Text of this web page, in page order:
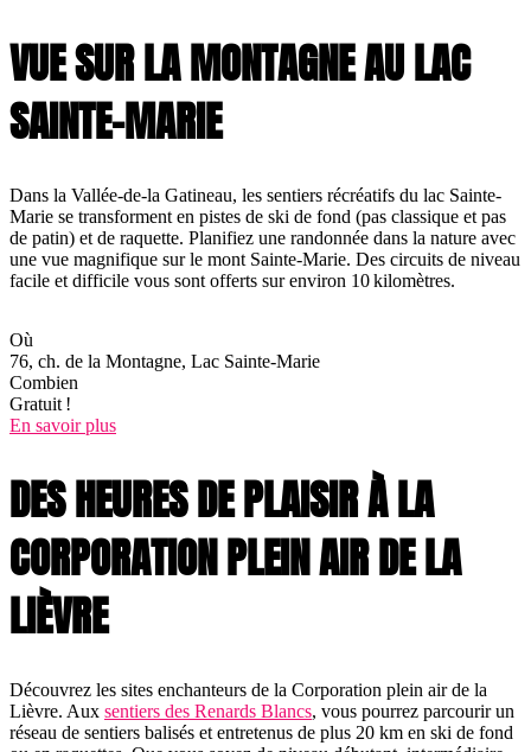
VUE SUR LA MONTAGNE AU LAC
SAINTE-MARIE
Dans la Vallée-de-la Gatineau, les sentiers récréatifs du lac Sainte-
Marie se transforment en pistes de ski de fond (pas classique et pas
de patin) et de raquette. Planifiez une randonnée dans la nature avec
une vue magnifique sur le mont Sainte-Marie. Des circuits de niveau
facile et difficile vous sont offerts sur environ 10 kilomètres.
Où
76, ch. de la Montagne, Lac Sainte-Marie
Combien
Gratuit !
En savoir plus
DES HEURES DE PLAISIR À LA
CORPORATION PLEIN AIR DE LA
LIÈVRE
Découvrez les sites enchanteurs de la Corporation plein air de la
Lièvre. Aux sentiers des Renards Blancs, vous pourrez parcourir un
réseau de sentiers balisés et entretenus de plus 20 km en ski de fond